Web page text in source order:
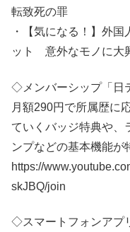
転致死の罪
・【気になる！】外
ット 意外なモノに大
◇メンバーシップ「日
月額290円で所属歴に
ていくバッジ特典や、
ンプなどの基本機能が
https://
skJBQ/join
◇スマートフォンアプ